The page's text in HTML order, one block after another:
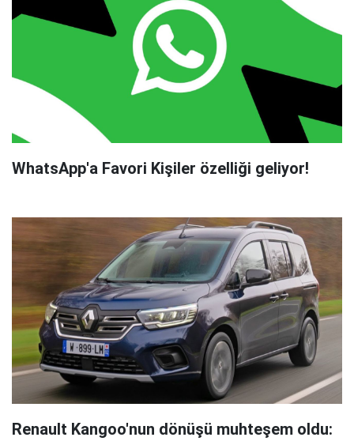
WhatsApp'a Favori Kişiler özelliği geliyor!
Renault Kangoo'nun dönüşü muhteşem oldu: